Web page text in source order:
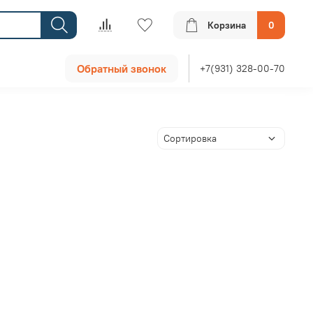
Корзина 0
Обратный звонок +7(931) 328-00-70